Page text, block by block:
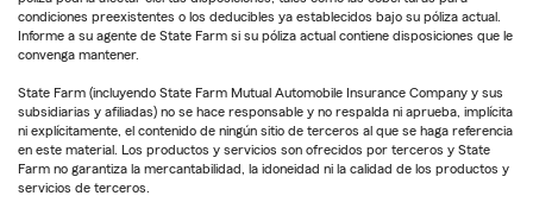
condiciones preexistentes o los deducibles ya establecidos bajo su póliza actual.
Informe a su agente de State Farm si su póliza actual contiene disposiciones que le
convenga mantener.
State Farm (incluyendo State Farm Mutual Automobile Insurance Company y sus
subsidiarias y afiliadas) no se hace responsable y no respalda ni aprueba, implícita
ni explícitamente, el contenido de ningún sitio de terceros al que se haga referencia
en este material. Los productos y servicios son ofrecidos por terceros y State
Farm no garantiza la mercantabilidad, la idoneidad ni la calidad de los productos y
servicios de terceros.